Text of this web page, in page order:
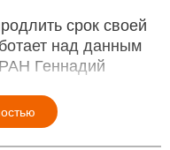
срок своей
над данным
Геннадий